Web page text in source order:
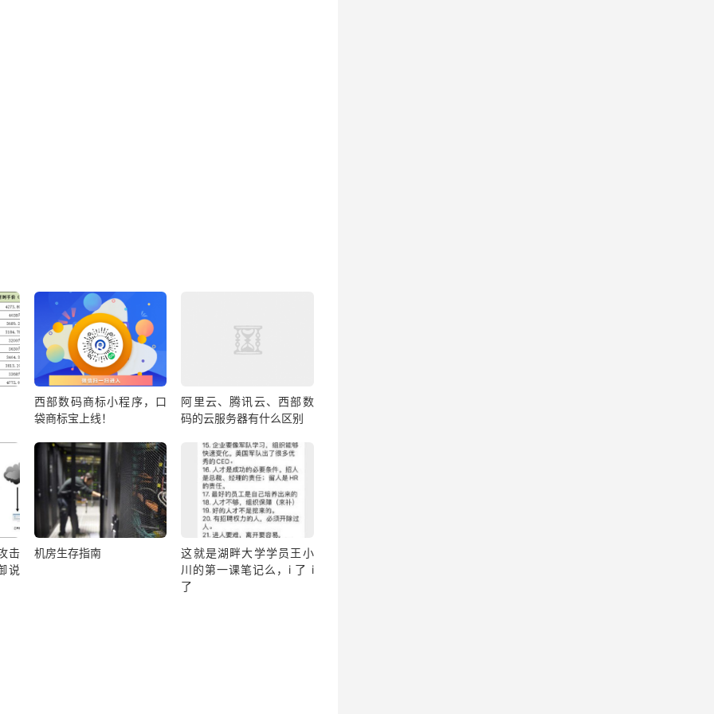
西部数码商标小程序，口
袋商标宝上线！
阿里云、腾讯云、西部数
码的云服务器有什么区别
击
说
机房生存指南
这就是湖畔大学学员王小
川的第一课笔记么，i 了 i
了